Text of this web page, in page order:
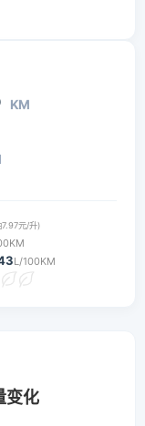
KM
元/升)
L/100KM